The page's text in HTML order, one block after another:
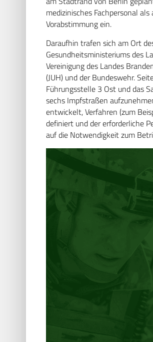
medizinisches Fachpersonal
Vorabstimmung ein.
Daraufhin trafen sich am Ort
Gesundheitsministeriums des
Vereinigung des Landes
(JUH) und der Bundeswehr.
Führungsstelle 3 Ost und das
sechs Impfstraßen
entwickelt, Verfahren (zum
definiert und der erforderliche
auf die Notwendigkeit zum